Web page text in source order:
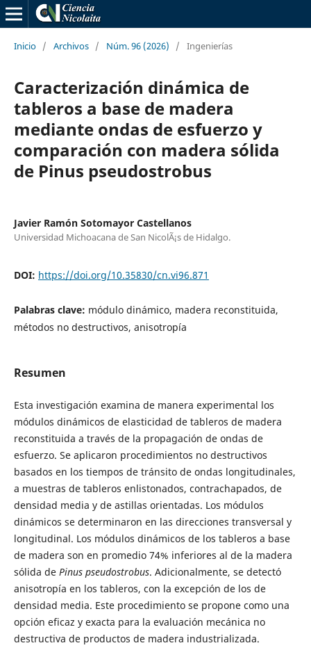
Inicio / Archivos / Núm. 96 (2026) / Ingenierías
Caracterización dinámica de
tableros a base de madera
mediante ondas de esfuerzo y
comparación con madera sólida
de Pinus pseudostrobus
Javier Ramón Sotomayor Castellanos
Universidad Michoacana de San NicolÃ¡s de Hidalgo.
DOI: https://doi.org/10.35830/cn.vi96.871
Palabras clave: módulo dinámico, madera reconstituida,
métodos no destructivos, anisotropía
Resumen
Esta investigación examina de manera experimental los
módulos dinámicos de elasticidad de tableros de madera
reconstituida a través de la propagación de ondas de
esfuerzo. Se aplicaron procedimientos no destructivos
basados en los tiempos de tránsito de ondas longitudinales,
a muestras de tableros enlistonados, contrachapados, de
densidad media y de astillas orientadas. Los módulos
dinámicos se determinaron en las direcciones transversal y
longitudinal. Los módulos dinámicos de los tableros a base
de madera son en promedio 74% inferiores al de la madera
sólida de Pinus pseudostrobus. Adicionalmente, se detectó
anisotropía en los tableros, con la excepción de los de
densidad media. Este procedimiento se propone como una
opción eficaz y exacta para la evaluación mecánica no
destructiva de productos de madera industrializada.